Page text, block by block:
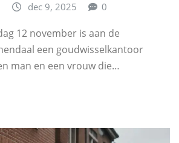
dec 9, 2025 0
12 november is aan de
een goudwisselkantoor
man en een vrouw die…